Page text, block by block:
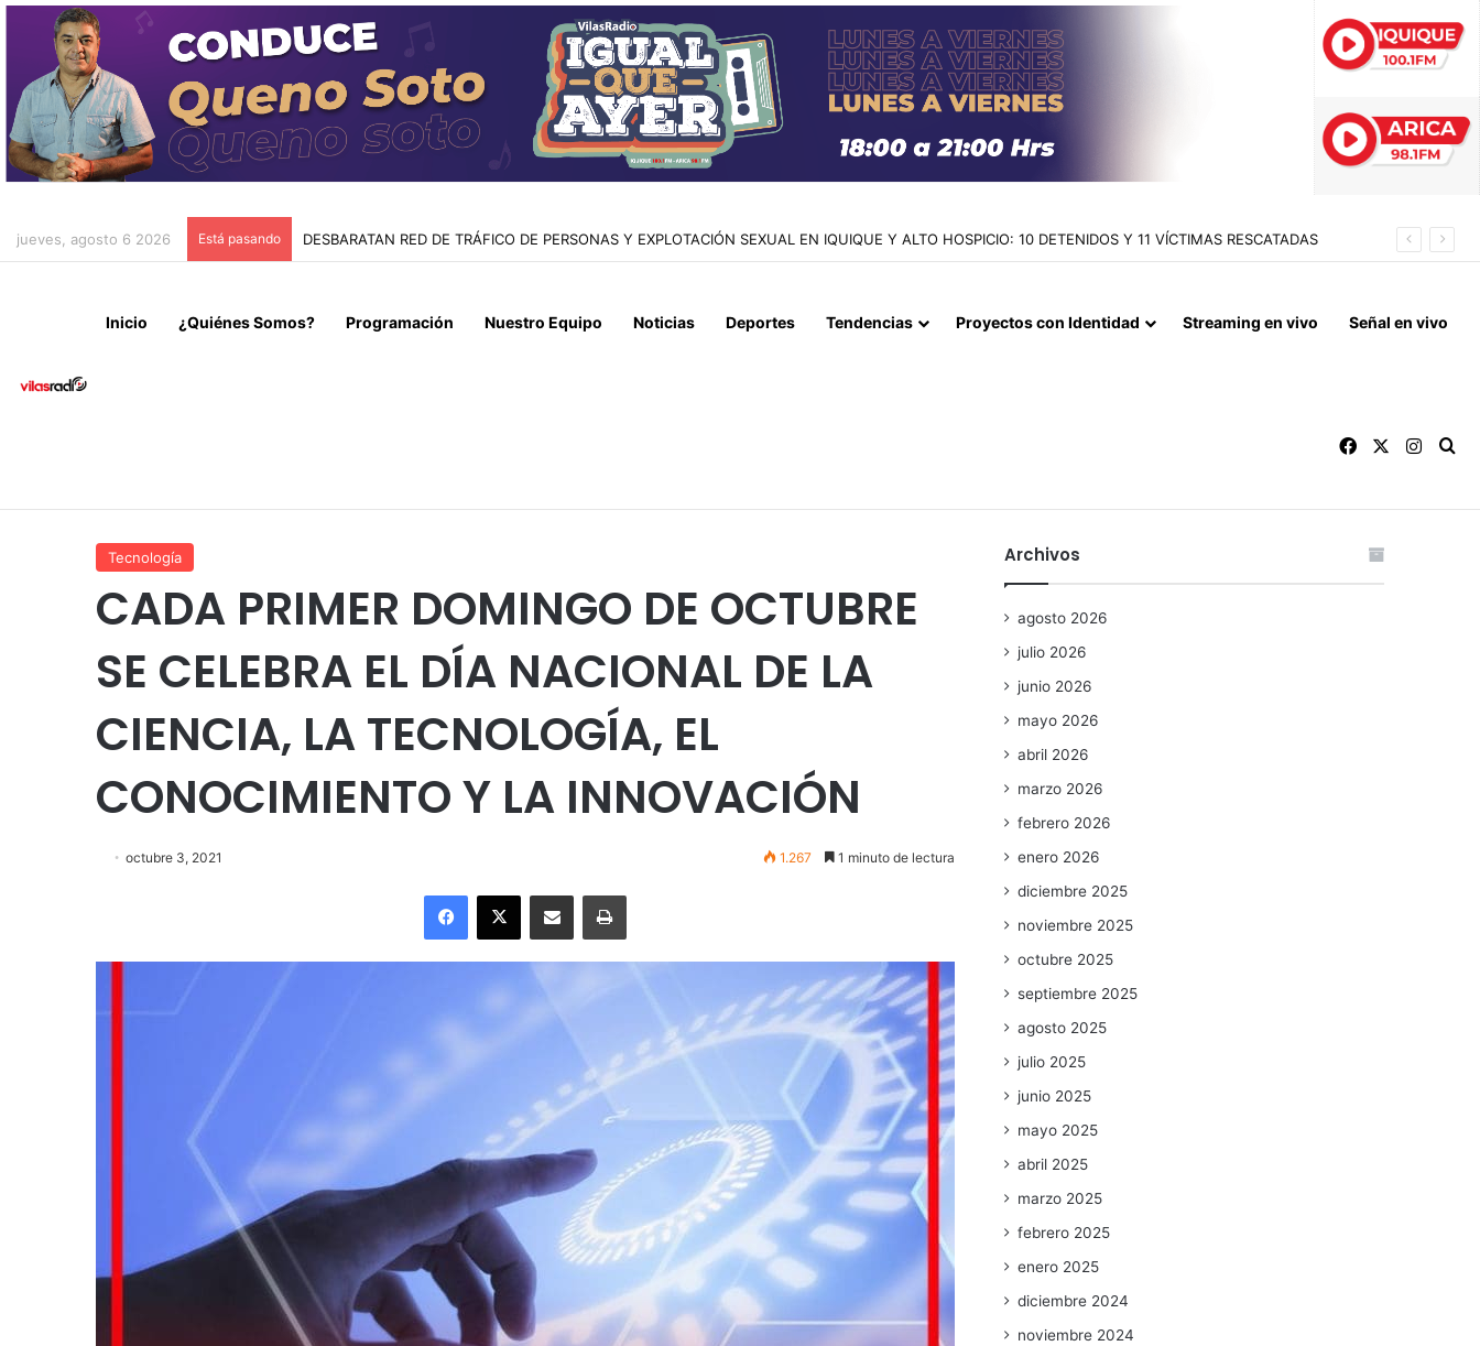
jueves, agosto 6 2026 Está pasando CONSEJERA CALLPA EMPLAZA AL GOBERNADOR POR COMPROMISOS CON EL SECTOR AGRÍCOLA DE TARAPACÁ
Inicio ¿Quiénes Somos? Programación Nuestro Equipo Noticias Deportes Tendencias Proyectos con Identidad Streaming en vivo Señal en vivo
Facebook
Tecnología
CADA PRIMER DOMINGO DE OCTUBRE
SE CELEBRA EL DÍA NACIONAL DE LA
CIENCIA, LA TECNOLOGÍA, EL
CONOCIMIENTO Y LA INNOVACIÓN
octubre 3, 2021 1.267 1 minuto de lectura
Facebook
X Enviar vía email Imprimir
Archivos
agosto 2026
julio 2026
junio 2026
mayo 2026
abril 2026
marzo 2026
febrero 2026
enero 2026
diciembre 2025
noviembre 2025
octubre 2025
septiembre 2025
agosto 2025
julio 2025
junio 2025
mayo 2025
abril 2025
marzo 2025
febrero 2025
enero 2025
diciembre 2024
noviembre 2024